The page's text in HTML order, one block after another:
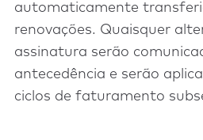
automaticamente
renovações. Quaisquer
assinatura serão
antecedência e serão
ciclos de faturamento